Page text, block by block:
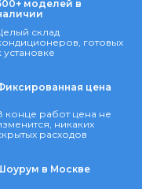
моделей в
склад
готовых
установке
цена
конце работ цена не
никаких
расходов
в Москве